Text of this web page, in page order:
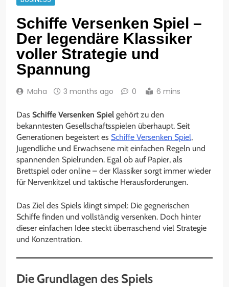
Schiffe Versenken Spiel –
Der legendäre Klassiker
voller Strategie und
Spannung
Maha 3 months ago 0 6 mins
Das Schiffe Versenken Spiel gehört zu den
bekanntesten Gesellschaftsspielen überhaupt. Seit
Generationen begeistert es Schiffe Versenken Spiel,
Jugendliche und Erwachsene mit einfachen Regeln und
spannenden Spielrunden. Egal ob auf Papier, als
Brettspiel oder online – der Klassiker sorgt immer wieder
für Nervenkitzel und taktische Herausforderungen.
Das Ziel des Spiels klingt simpel: Die gegnerischen
Schiffe finden und vollständig versenken. Doch hinter
dieser einfachen Idee steckt überraschend viel Strategie
und Konzentration.
Die Grundlagen des Spiels